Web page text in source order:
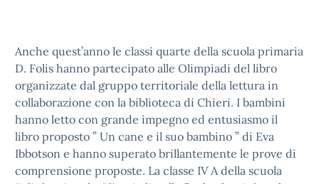
Anche quest’anno le classi quarte della scuola primaria
D. Folis hanno partecipato alle Olimpiadi del libro
organizzate dal gruppo territoriale della lettura in
collaborazione con la biblioteca di Chieri. I bambini
hanno letto con grande impegno ed entusiasmo il
libro proposto ” Un cane e il suo bambino ” di Eva
Ibbotson e hanno superato brillantemente le prove di
comprensione proposte. La classe IV A della scuola